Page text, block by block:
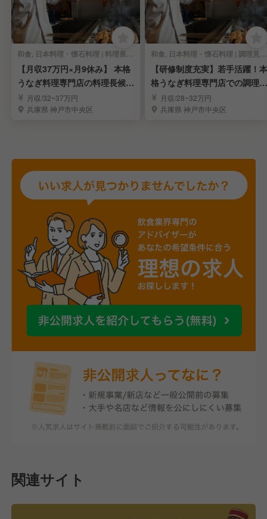
和食, 日本料理・懐石料理 | 料理長・料理長候補
【月収37万円×月9休み】 本格
うなぎ料理専門店の料理長候補
の募集
月収/32~37万円
兵庫県 神戸市中央区
和食, 日本料理・懐石料理 | 調理見習い・調理補助
【研修制度充実】若手活躍！本
格うなぎ料理専門店での調理ス
タッフ募集
月収/28~32万円
兵庫県 神戸市中央区
関連サイト